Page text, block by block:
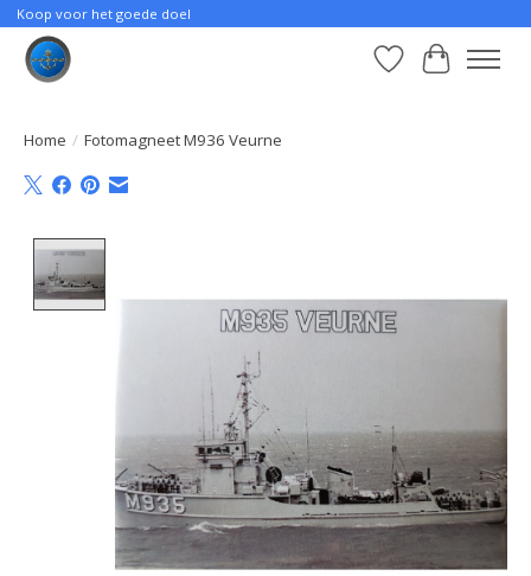
Koop voor het goede doel
Verlanglijst
Home / Fotomagneet M936 Veurne